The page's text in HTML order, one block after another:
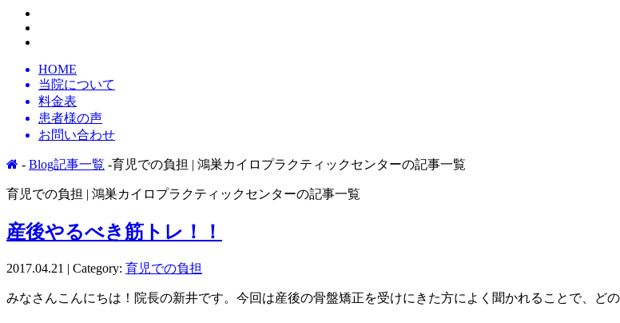
HOME
当院について
料金表
患者様の声
お問い合わせ
- Blog記事一覧 -育児での負担 | 鴻巣カイロプラクティックセンターの記事一覧
育児での負担 | 鴻巣カイロプラクティックセンターの記事一覧
産後やるべき筋トレ！！
2017.04.21 | Category: 育児での負担
みなさんこんにちは！院長の新井です。今回は産後の骨盤矯正を受けにきた方によく聞かれることで、ど